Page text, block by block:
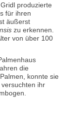
produzierte
für ihren
äußerst
zu erkennen.
von über 100
die
konnte sie
ihr